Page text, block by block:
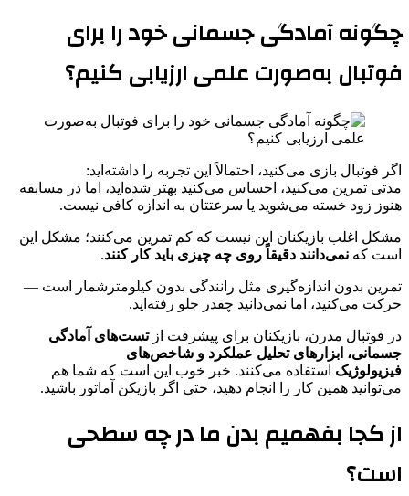
چگونه آمادگی جسمانی خود را برای
فوتبال به‌صورت علمی ارزیابی کنیم؟
اگر فوتبال بازی می‌کنید، احتمالاً این تجربه را داشته‌اید:
مدتی تمرین می‌کنید، احساس می‌کنید بهتر شده‌اید، اما در مسابقه
هنوز زود خسته می‌شوید یا سرعتتان به اندازه کافی نیست.
مشکل اغلب بازیکنان این نیست که کم تمرین می‌کنند؛ مشکل این
است که نمی‌دانند دقیقاً روی چه چیزی باید کار کنند.
تمرین بدون اندازه‌گیری مثل رانندگی بدون کیلومترشمار است —
حرکت می‌کنید، اما نمی‌دانید چقدر جلو رفته‌اید.
در فوتبال مدرن، بازیکنان برای پیشرفت ازتست‌های آمادگی
جسمانی، ابزارهای تحلیل عملکرد و شاخص‌های
فیزیولوژیک استفاده می‌کنند. خبر خوب این است که شما هم
می‌توانید همین کار را انجام دهید، حتی اگر بازیکن آماتور باشید.
از کجا بفهمیم بدن ما در چه سطحی
است؟